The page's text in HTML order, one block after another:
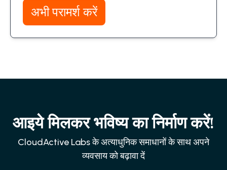
अभी परामर्श करें
आइये मिलकर भविष्य का निर्माण करें!
CloudActive Labs के अत्याधुनिक समाधानों के साथ अपने
व्यवसाय को बढ़ावा दें